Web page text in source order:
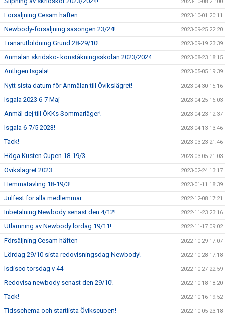
Försäljning Cesam häften 2023-10-01 20:11
Newbody-försäljning säsongen 23/24! 2023-09-25 22:20
Tränarutbildning Grund 28-29/10! 2023-09-19 23:39
Anmälan skridsko- konståkningsskolan 2023/2024 2023-08-23 18:15
Äntligen Isgala! 2023-05-05 19:39
Nytt sista datum för Anmälan till Övikslägret! 2023-04-30 15:16
Isgala 2023 6-7 Maj 2023-04-25 16:03
Anmäl dej till ÖKKs Sommarläger! 2023-04-23 12:37
Isgala 6-7/5 2023! 2023-04-13 13:46
Tack! 2023-03-23 21:46
Höga Kusten Cupen 18-19/3 2023-03-05 21:03
Övikslägret 2023 2023-02-24 13:17
Hemmatävling 18-19/3! 2023-01-11 18:39
Julfest för alla medlemmar 2022-12-08 17:21
Inbetalning Newbody senast den 4/12! 2022-11-23 23:16
Utlämning av Newbody lördag 19/11! 2022-11-17 09:02
Försäljning Cesam häften 2022-10-29 17:07
Lördag 29/10 sista redovisningsdag Newbody! 2022-10-28 17:18
Isdisco torsdag v 44 2022-10-27 22:59
Redovisa newbody senast den 29/10! 2022-10-18 18:20
Tack! 2022-10-16 19:52
Tidsschema och startlista Övikscupen! 2022-10-05 23:18